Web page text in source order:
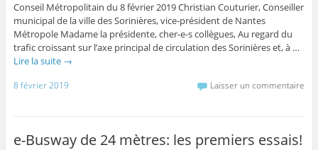
Conseil Métropolitain du 8 février 2019 Christian Couturier, Conseiller
municipal de la ville des Sorinières, vice-président de Nantes
Métropole Madame la présidente, cher-e-s collègues, Au regard du
trafic croissant sur l’axe principal de circulation des Sorinières et, à …
Lire la suite →
8 février 2019 Laisser un commentaire
e-Busway de 24 mètres: les premiers essais!